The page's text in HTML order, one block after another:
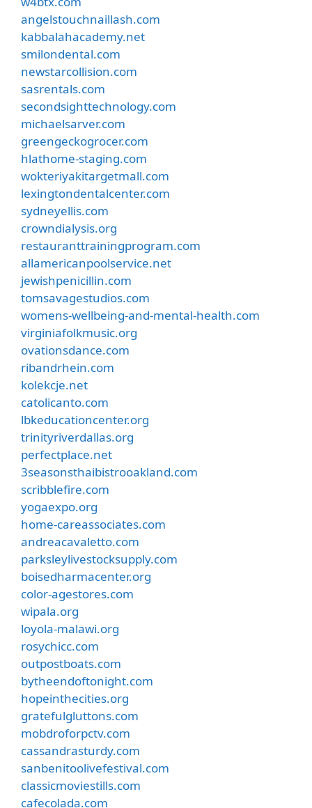
angelstouchnaillash.com
kabbalahacademy.net
smilondental.com
newstarcollision.com
sasrentals.com
secondsighttechnology.com
michaelsarver.com
greengeckogrocer.com
hlathome-staging.com
wokteriyakitargetmall.com
lexingtondentalcenter.com
sydneyellis.com
crowndialysis.org
restauranttrainingprogram.com
allamericanpoolservice.net
jewishpenicillin.com
tomsavagestudios.com
womens-wellbeing-and-mental-health.com
virginiafolkmusic.org
ovationsdance.com
ribandrhein.com
kolekcje.net
catolicanto.com
lbkeducationcenter.org
trinityriverdallas.org
perfectplace.net
3seasonsthaibistrooakland.com
scribblefire.com
yogaexpo.org
home-careassociates.com
andreacavaletto.com
parksleylivestocksupply.com
boisedharmacenter.org
color-agestores.com
wipala.org
loyola-malawi.org
rosychicc.com
outpostboats.com
bytheendoftonight.com
hopeinthecities.org
gratefulgluttons.com
mobdroforpctv.com
cassandrasturdy.com
sanbenitoolivefestival.com
classicmoviestills.com
cafecolada.com